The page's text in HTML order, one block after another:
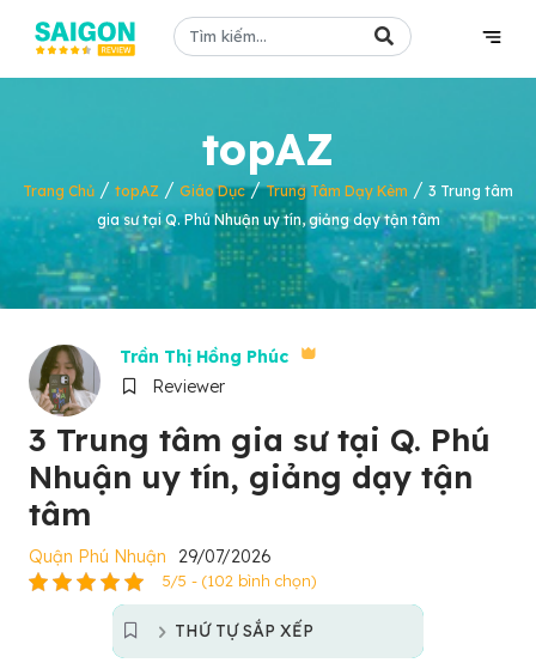
topAZ
Trang Chủ / topAZ / Giáo Dục/Trung Tâm Dạy Kèm / 3 Trung tâm
gia sư tại Q. Phú Nhuận uy tín, giảng dạy tận tâm
Trần Thị Hồng Phúc
Reviewer
3 Trung tâm gia sư tại Q. Phú
Nhuận uy tín, giảng dạy tận
tâm
Quận Phú Nhuận 29/07/2026
5/5 - (102 bình chọn)
THỨ TỰ SẮP XẾP